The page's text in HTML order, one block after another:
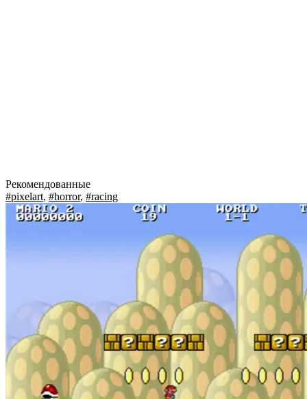
Рекомендованные
#pixelart, #horror, #racing